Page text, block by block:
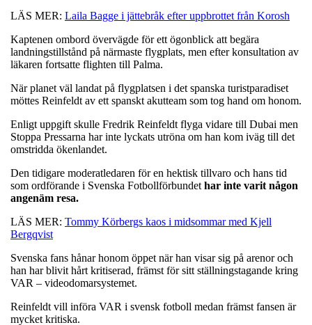
LÄS MER: Laila Bagge i jättebråk efter uppbrottet från Korosh
Kaptenen ombord övervägde för ett ögonblick att begära
landningstillstånd på närmaste flygplats, men efter konsultation av
läkaren fortsatte flighten till Palma.
När planet väl landat på flygplatsen i det spanska turistparadiset
möttes Reinfeldt av ett spanskt akutteam som tog hand om honom.
Enligt uppgift skulle Fredrik Reinfeldt flyga vidare till Dubai men
Stoppa Pressarna har inte lyckats utröna om han kom iväg till det
omstridda ökenlandet.
Den tidigare moderatledaren för en hektisk tillvaro och hans tid
som ordförande i Svenska Fotbollförbundet har inte varit någon
angenäm resa.
LÄS MER: Tommy Körbergs kaos i midsommar med Kjell
Bergqvist
Svenska fans hånar honom öppet när han visar sig på arenor och
han har blivit hårt kritiserad, främst för sitt ställningstagande kring
VAR – videodomarsystemet.
Reinfeldt vill införa VAR i svensk fotboll medan främst fansen är
mycket kritiska.